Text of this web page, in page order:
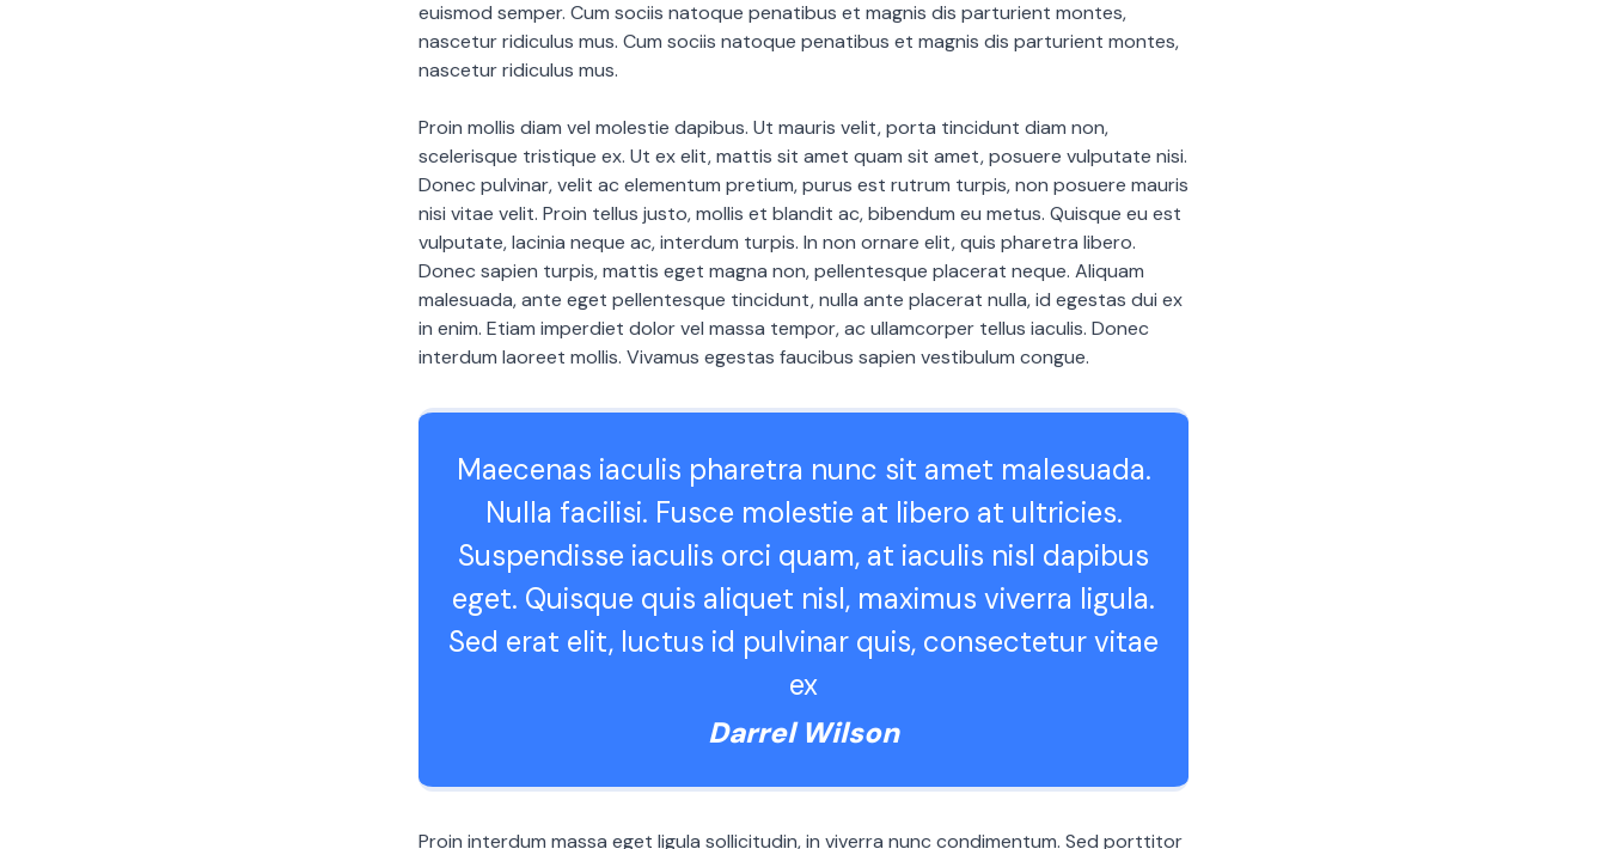
euismod semper. Cum sociis natoque penatibus et magnis dis parturient montes,
nascetur ridiculus mus. Cum sociis natoque penatibus et magnis dis parturient montes,
nascetur ridiculus mus.
Proin mollis diam vel molestie dapibus. Ut mauris velit, porta tincidunt diam non,
scelerisque tristique ex. Ut ex elit, mattis sit amet quam sit amet, posuere vulputate nisi.
Donec pulvinar, velit ac elementum pretium, purus est rutrum turpis, non posuere mauris
nisi vitae velit. Proin tellus justo, mollis et blandit ac, bibendum eu metus. Quisque eu est
vulputate, lacinia neque ac, interdum turpis. In non ornare elit, quis pharetra libero.
Donec sapien turpis, mattis eget magna non, pellentesque placerat neque. Aliquam
malesuada, ante eget pellentesque tincidunt, nulla ante placerat nulla, id egestas dui ex
in enim. Etiam imperdiet dolor vel massa tempor, ac ullamcorper tellus iaculis. Donec
interdum laoreet mollis. Vivamus egestas faucibus sapien vestibulum congue.
Maecenas iaculis pharetra nunc sit amet malesuada.
Nulla facilisi. Fusce molestie at libero at ultricies.
Suspendisse iaculis orci quam, at iaculis nisl dapibus
eget. Quisque quis aliquet nisl, maximus viverra ligula.
Sed erat elit, luctus id pulvinar quis, consectetur vitae
ex
Darrel Wilson
Proin interdum massa eget ligula sollicitudin, in viverra nunc condimentum. Sed porttitor